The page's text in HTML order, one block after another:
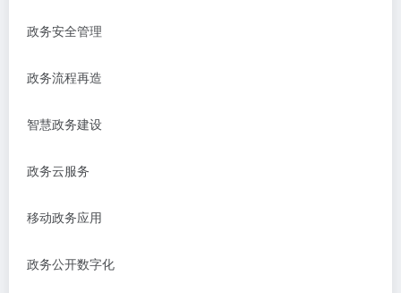
政务安全管理
政务流程再造
智慧政务建设
政务云服务
移动政务应用
政务公开数字化